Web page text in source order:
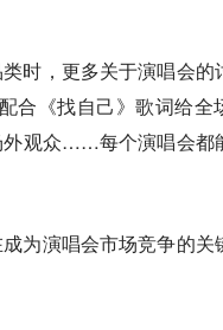
时，更多关于演唱会的
合《找自己》歌词给全
外观众……每个演唱会都
为演唱会市场竞争的关